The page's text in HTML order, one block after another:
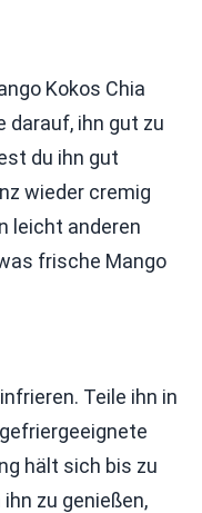
Kokos Chia
darauf, ihn gut zu
du ihn gut
wieder cremig
leicht anderen
frische Mango
Teile ihn in
hält sich bis zu
zu genießen,